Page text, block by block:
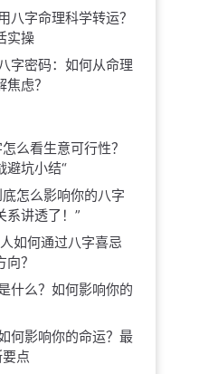
八字命理科学转运？
实操
字密码：如何从命理
虑？
么看生意可行性？
避坑小结“
怎么影响你的八字
系讲透了！”
如何通过八字喜忌
？
什么？如何影响你的
何影响你的命运？最
点